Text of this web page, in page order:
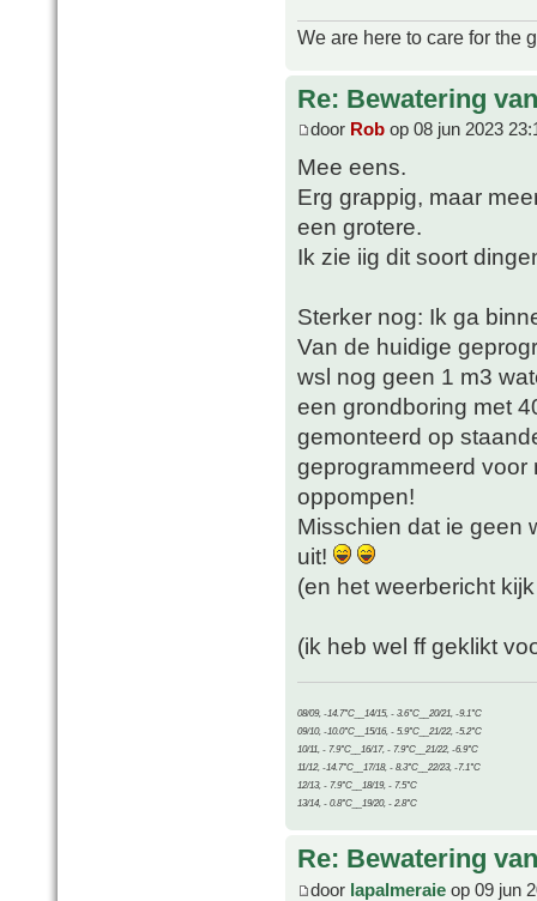
We are here to care for the
Re: Bewatering
door Rob op 08 jun 2023
Mee eens.
Erg grappig, maar
een grotere.
Ik zie iig dit soort
Sterker nog: Ik ga
Van de huidige
wsl nog geen 1 m3
een grondboring met
gemonteerd op
geprogrammeerd voor
oppompen!
Misschien dat ie geen
uit!
(en het weerbericht
(ik heb wel ff geklikt
08/09, -14.7°C__14/15, - 3.6°C__20/21, -9.1°C
09/10, -10.0°C__15/16, - 5.9°C__21/22, -5.2°C
10/11, - 7.9°C__16/17, - 7.9°C__21/22, -6.9°C
11/12, -14.7°C__17/18, - 8.3°C__22/23, -7.1°C
12/13, - 7.9°C__18/19, - 7.5°C
13/14, - 0.8°C__19/20, - 2.8°C
Re: Bewatering
door lapalmeraie op 09 jun